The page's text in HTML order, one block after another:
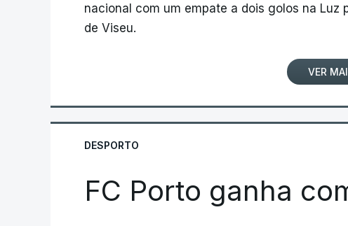
nacional com um empate a dois golos na
de Viseu.
VER
DESPORTO
FC Porto ganha